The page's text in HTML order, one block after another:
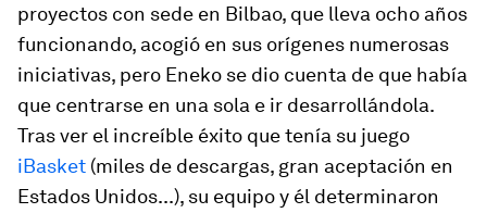
proyectos con sede en Bilbao, que lleva ocho años
funcionando, acogió en sus orígenes numerosas
iniciativas, pero Eneko se dio cuenta de que había
que centrarse en una sola e ir desarrollándola.
Tras ver el increíble éxito que tenía su juego
iBasket (miles de descargas, gran aceptación en
Estados Unidos...), su equipo y él determinaron